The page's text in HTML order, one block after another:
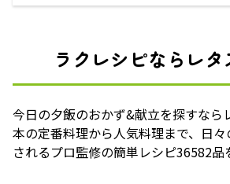
ラクレシピならレ
今日の夕飯のおかず&献立を探すなら
本の定番料理から人気料理まで、日
されるプロ監修の簡単レシピ36582品